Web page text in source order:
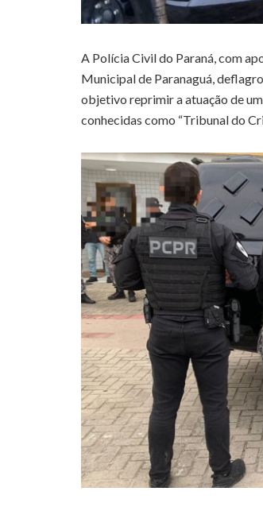
A Polícia Civil do Paraná, com
Municipal de Paranaguá,
objetivo reprimir a atuação de
conhecidas como “Tribunal do